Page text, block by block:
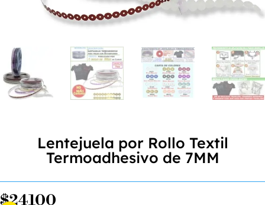
Lentejuela por Rollo Textil
Termoadhesivo de 7MM
$24100